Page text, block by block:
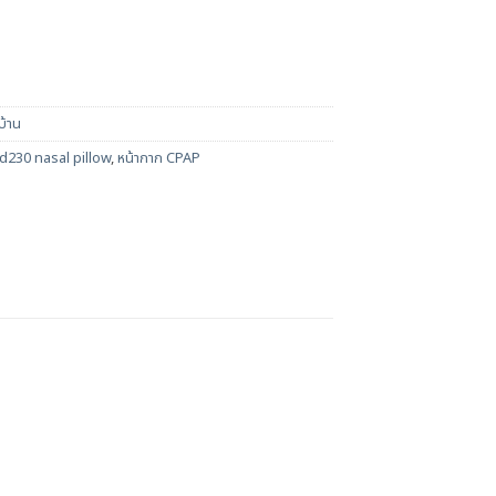
าน
nasal pillow,หน้ากาก CPAP